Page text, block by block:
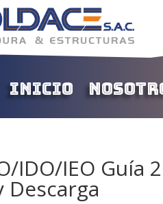
Inicio
IDO/IEO Guía
Descarga